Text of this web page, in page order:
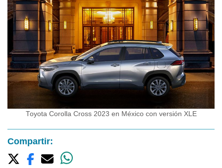
Toyota Corolla Cross 2023 en México con versión XLE
Compartir: